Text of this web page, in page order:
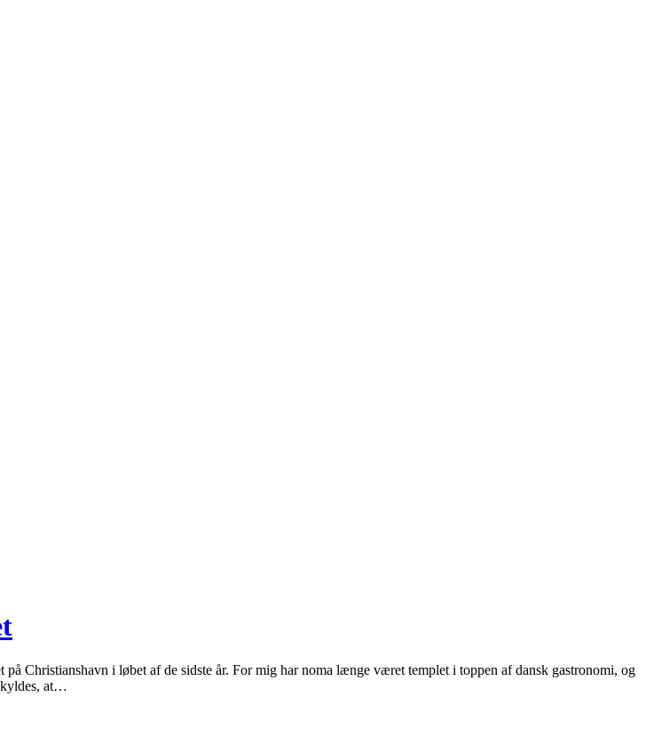
Christianshavn i løbet af de sidste år. For mig har noma længe været templet i toppen af dansk gastronomi, og
at…